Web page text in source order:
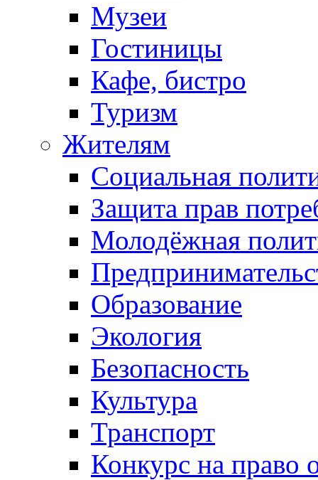
Музеи
Гостиницы
Кафе, бистро
Туризм
Жителям
Социальная
Защита прав
Молодёжная
Образование
Экология
Безопасность
Культура
Транспорт
Конкурс на право